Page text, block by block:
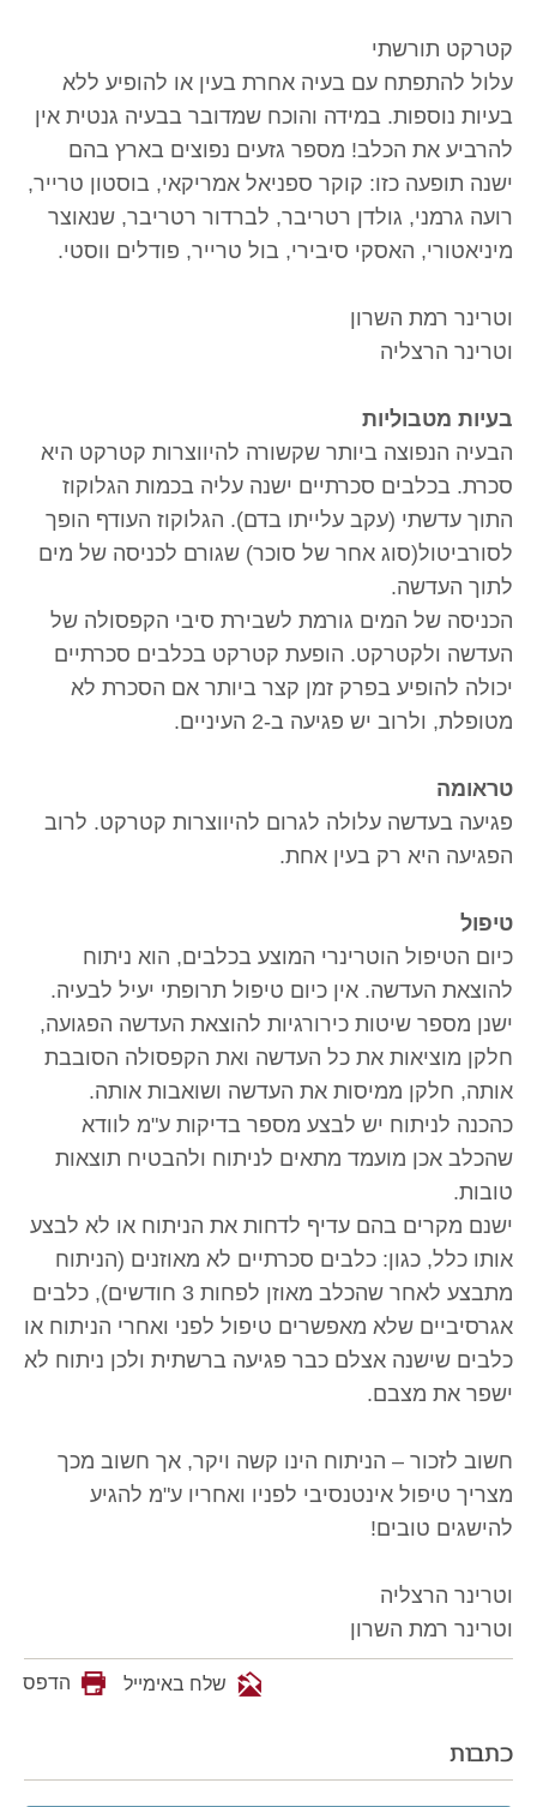
כתבות
קטרקט תורשתי
עלול להתפתח עם בעיה אחרת בעין או להופיע ללא
בעיות נוספות. במידה והוכח שמדובר בבעיה גנטית אין
להרביע את הכלב! מספר גזעים נפוצים בארץ בהם
ישנה תופעה כזו: קוקר ספניאל אמריקאי, בוסטון טרייר,
רועה גרמני, גולדן רטריבר, לברדור רטריבר, שנאוצר
מיניאטורי, האסקי סיבירי, בול טרייר, פודלים ווסטי.
וטרינר רמת השרון
וטרינר הרצליה
בעיות מטבוליות
הבעיה הנפוצה ביותר שקשורה להיווצרות קטרקט היא
סכרת. בכלבים סכרתיים ישנה עליה בכמות הגלוקוז
התוך עדשתי (עקב עלייתו בדם). הגלוקוז העודף הופך
לסורביטול(סוג אחר של סוכר) שגורם לכניסה של מים
לתוך העדשה.
הכניסה של המים גורמת לשבירת סיבי הקפסולה של
העדשה ולקטרקט. הופעת קטרקט בכלבים סכרתיים
יכולה להופיע בפרק זמן קצר ביותר אם הסכרת לא
מטופלת, ולרוב יש פגיעה ב-2 העיניים.
טראומה
פגיעה בעדשה עלולה לגרום להיווצרות קטרקט. לרוב
הפגיעה היא רק בעין אחת.
טיפול
כיום הטיפול הוטרינרי המוצע בכלבים, הוא ניתוח
להוצאת העדשה. אין כיום טיפול תרופתי יעיל לבעיה.
ישנן מספר שיטות כירורגיות להוצאת העדשה הפגועה,
חלקן מוציאות את כל העדשה ואת הקפסולה הסובבת
אותה, חלקן ממיסות את העדשה ושואבות אותה.
כהכנה לניתוח יש לבצע מספר בדיקות ע"מ לוודא
שהכלב אכן מועמד מתאים לניתוח ולהבטיח תוצאות
טובות.
ישנם מקרים בהם עדיף לדחות את הניתוח או לא לבצע
אותו כלל, כגון: כלבים סכרתיים לא מאוזנים (הניתוח
מתבצע לאחר שהכלב מאוזן לפחות 3 חודשים), כלבים
אגרסיביים שלא מאפשרים טיפול לפני ואחרי הניתוח או
כלבים שישנה אצלם כבר פגיעה ברשתית ולכן ניתוח לא
ישפר את מצבם.
חשוב לזכור – הניתוח הינו קשה ויקר, אך חשוב מכך
מצריך טיפול אינטנסיבי לפניו ואחריו ע"מ להגיע
להישגים טובים!
וטרינר הרצליה
וטרינר רמת השרון
שלח באימייל הדפס